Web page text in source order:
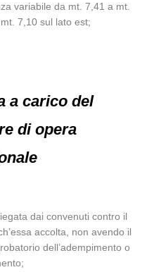
variabile da mt. 7,41 a mt.
7,10 sul lato est;
a carico del
di opera
dai convenuti contro il
accolta, non avendo il
dell’adempimento o